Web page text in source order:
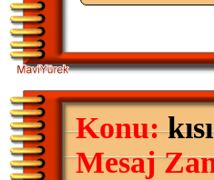
Konu:
Mesaj